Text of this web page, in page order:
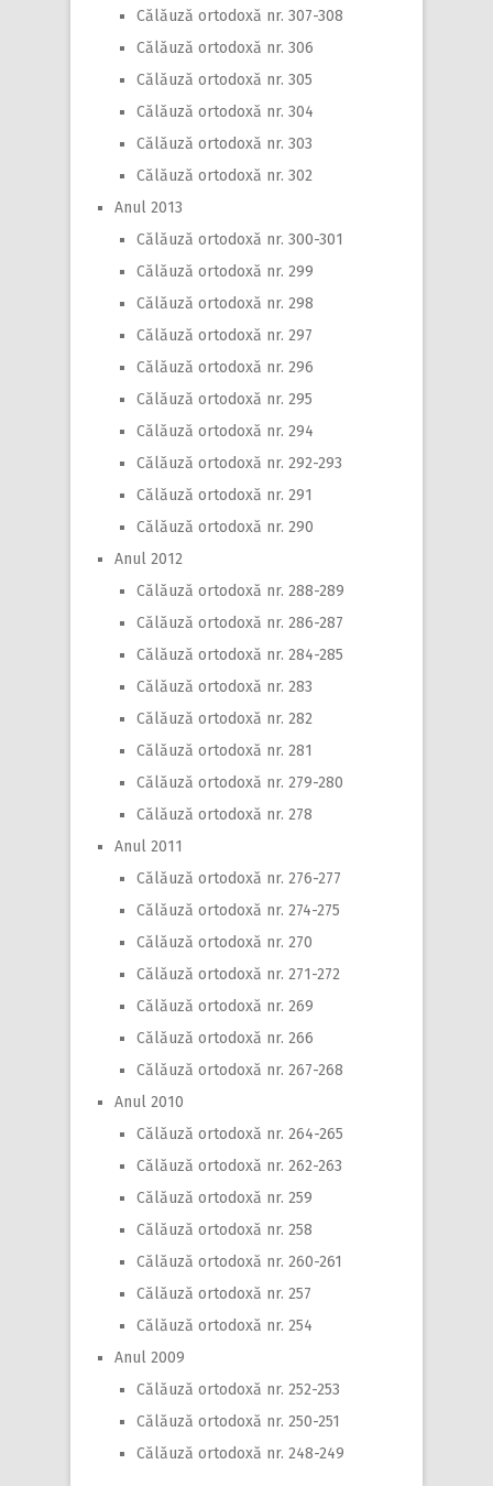
Călăuză ortodoxă nr. 307-308
Călăuză ortodoxă nr. 306
Călăuză ortodoxă nr. 305
Călăuză ortodoxă nr. 304
Călăuză ortodoxă nr. 303
Călăuză ortodoxă nr. 302
Anul 2013
Călăuză ortodoxă nr. 300-301
Călăuză ortodoxă nr. 299
Călăuză ortodoxă nr. 298
Călăuză ortodoxă nr. 297
Călăuză ortodoxă nr. 296
Călăuză ortodoxă nr. 295
Călăuză ortodoxă nr. 294
Călăuză ortodoxă nr. 292-293
Călăuză ortodoxă nr. 291
Călăuză ortodoxă nr. 290
Anul 2012
Călăuză ortodoxă nr. 288-289
Călăuză ortodoxă nr. 286-287
Călăuză ortodoxă nr. 284-285
Călăuză ortodoxă nr. 283
Călăuză ortodoxă nr. 282
Călăuză ortodoxă nr. 281
Călăuză ortodoxă nr. 279-280
Călăuză ortodoxă nr. 278
Anul 2011
Călăuză ortodoxă nr. 276-277
Călăuză ortodoxă nr. 274-275
Călăuză ortodoxă nr. 270
Călăuză ortodoxă nr. 271-272
Călăuză ortodoxă nr. 269
Călăuză ortodoxă nr. 266
Călăuză ortodoxă nr. 267-268
Anul 2010
Călăuză ortodoxă nr. 264-265
Călăuză ortodoxă nr. 262-263
Călăuză ortodoxă nr. 259
Călăuză ortodoxă nr. 258
Călăuză ortodoxă nr. 260-261
Călăuză ortodoxă nr. 257
Călăuză ortodoxă nr. 254
Anul 2009
Călăuză ortodoxă nr. 252-253
Călăuză ortodoxă nr. 250-251
Călăuză ortodoxă nr. 248-249